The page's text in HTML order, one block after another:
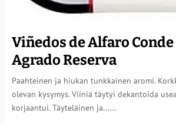
Viñedos de Alfaro Conde
Agrado Reserva
Paahteinen ja hiukan tunkkainen aromi.
olevan kysymys. Viiniä täytyi dekantoida
korjaantui. Täyteläinen ja......